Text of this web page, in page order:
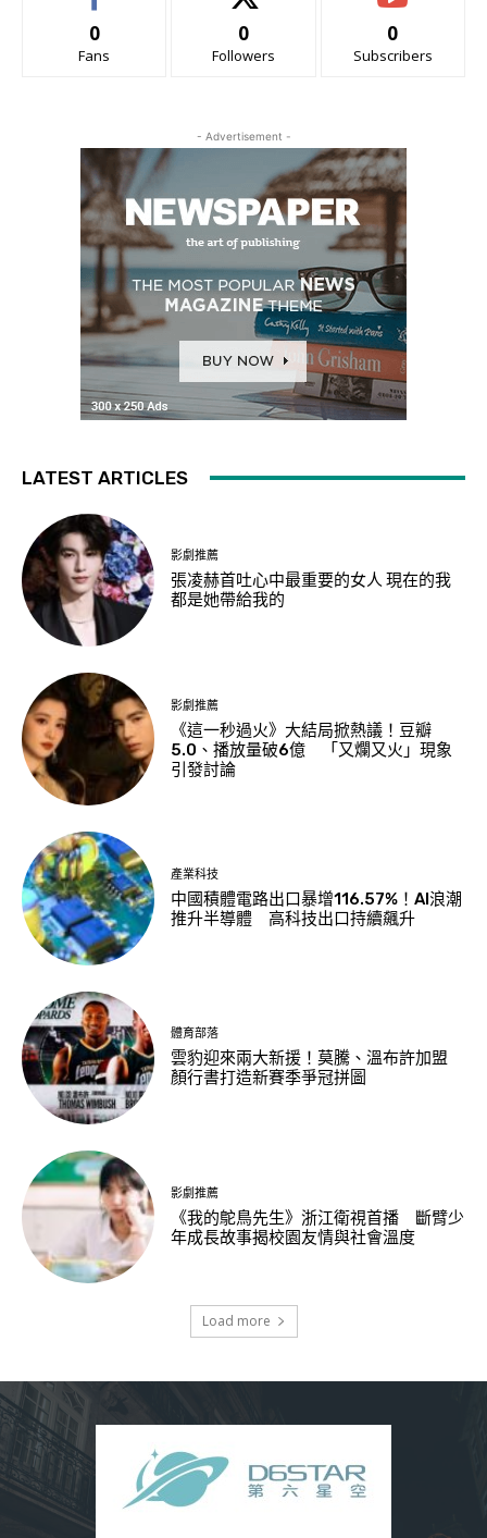
0
Fans
0
Followers
0
Subscribers
- Advertisement -
LATEST ARTICLES
影劇推薦
張凌赫首吐心中最重要的女人 現在的我
都是她帶給我的
影劇推薦
《這一秒過火》大結局掀熱議！豆瓣
5.0、播放量破6億 「又爛又火」現象
引發討論
產業科技
中國積體電路出口暴增116.57%！AI浪潮
推升半導體 高科技出口持續飆升
體育部落
雲豹迎來兩大新援！莫騰、溫布許加盟
顏行書打造新賽季爭冠拼圖
影劇推薦
《我的鴕鳥先生》浙江衛視首播 斷臂少
年成長故事揭校園友情與社會溫度
Load more